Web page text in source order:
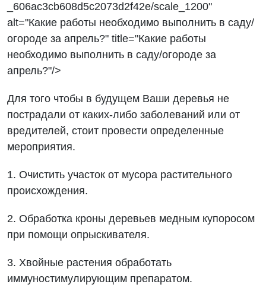
_606ac3cb608d5c2073d2f42e/scale_1200"
alt="Какие работы необходимо выполнить в саду/
огороде за апрель?" title="Какие работы
необходимо выполнить в саду/огороде за
апрель?"/>
Для того чтобы в будущем Ваши деревья не
пострадали от каких-либо заболеваний или от
вредителей, стоит провести определенные
мероприятия.
1. Очистить участок от мусора растительного
происхождения.
2. Обработка кроны деревьев медным купоросом
при помощи опрыскивателя.
3. Хвойные растения обработать
иммуностимулирующим препаратом.